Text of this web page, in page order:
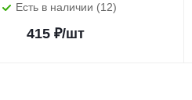
Есть в наличии (12)
415 ₽/шт